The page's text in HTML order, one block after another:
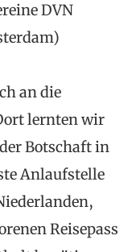
DVN
an die
lernten wir
Botschaft in
Anlaufstelle
Reisepass